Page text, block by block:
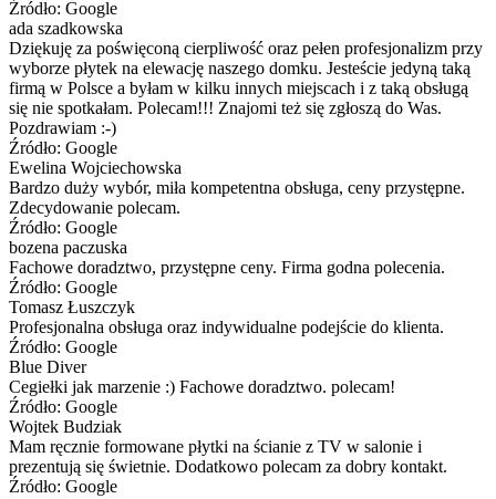
Źródło: Google
ada szadkowska
Dziękuję za poświęconą cierpliwość oraz pełen profesjonalizm przy
wyborze płytek na elewację naszego domku. Jesteście jedyną taką
firmą w Polsce a byłam w kilku innych miejscach i z taką obsługą
się nie spotkałam. Polecam!!! Znajomi też się zgłoszą do Was.
Pozdrawiam :-)
Źródło: Google
Ewelina Wojciechowska
Bardzo duży wybór, miła kompetentna obsługa, ceny przystępne.
Zdecydowanie polecam.
Źródło: Google
bozena paczuska
Fachowe doradztwo, przystępne ceny. Firma godna polecenia.
Źródło: Google
Tomasz Łuszczyk
Profesjonalna obsługa oraz indywidualne podejście do klienta.
Źródło: Google
Blue Diver
Cegiełki jak marzenie :) Fachowe doradztwo. polecam!
Źródło: Google
Wojtek Budziak
Mam ręcznie formowane płytki na ścianie z TV w salonie i
prezentują się świetnie. Dodatkowo polecam za dobry kontakt.
Źródło: Google